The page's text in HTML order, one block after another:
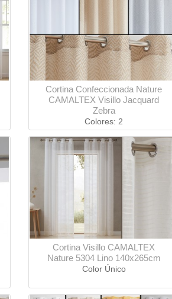
Cortina Confeccionada Nature
CAMALTEX Visillo Jacquard
Zebra
Colores: 2
Cortina Visillo CAMALTEX
Nature 5304 Lino 140x265cm
Color Único